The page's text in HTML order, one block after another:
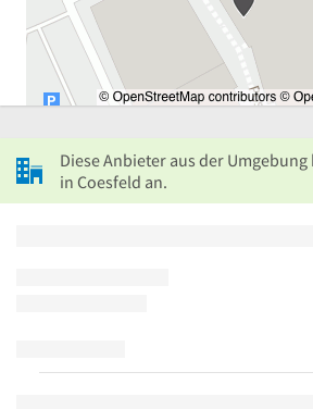
Diese Anbieter aus der
in Coesfeld an.